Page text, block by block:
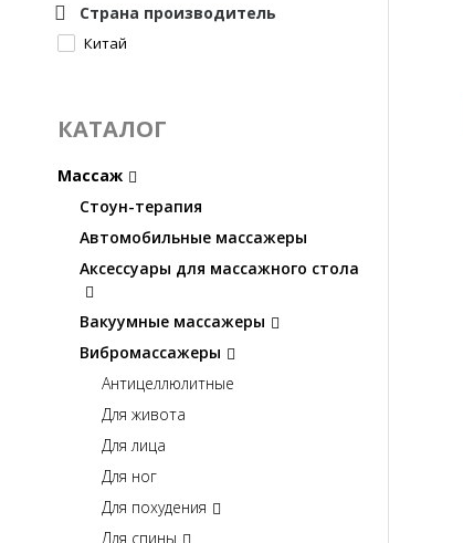
Страна производитель
Китай
КАТАЛОГ
Массаж
Стоун-терапия
Автомобильные массажеры
Аксессуары для массажного стола
Вакуумные массажеры
Вибромассажеры
Антицеллюлитные
Для живота
Для лица
Для ног
Для похудения
Для спины